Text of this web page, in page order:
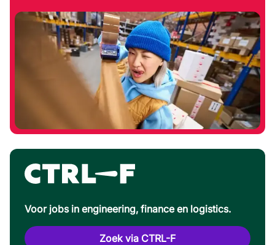
Voor jobs in engineering, finance en logistics.
Zoek via CTRL-F